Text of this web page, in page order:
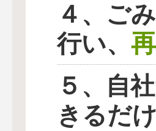
４、ご
行い、
５、自
きるだ